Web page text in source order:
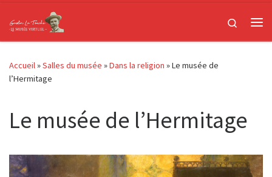
Passer au contenu
Search
Accueil»Salles du musée »Dans la religion »Le musée de
l’Hermitage
Le musée de l’Hermitage